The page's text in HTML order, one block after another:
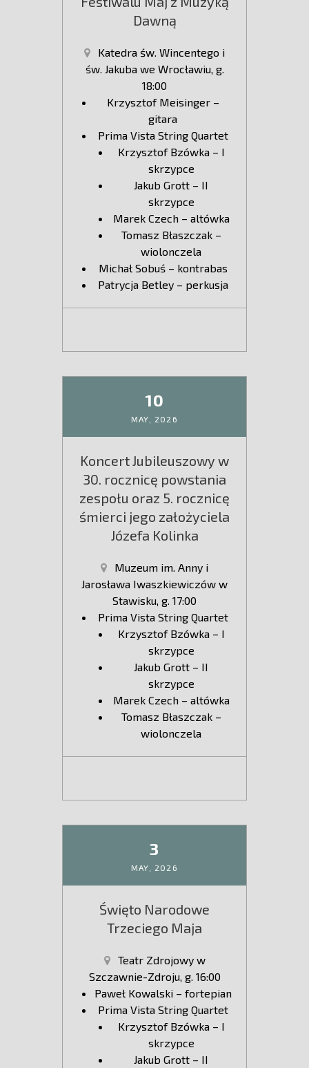
Dawną
Katedra św. Wincentego i
św. Jakuba we Wrocławiu, g.
18:00
Krzysztof Meisinger –
gitara
Prima Vista String Quartet
Krzysztof Bzówka – I
skrzypce
Jakub Grott – II
skrzypce
Marek Czech – altówka
Tomasz Błaszczak –
wiolonczela
Michał Sobuś – kontrabas
Patrycja Betley – perkusja
10
MAY, 2026
Koncert Jubileuszowy w
30. rocznicę powstania
zespołu oraz 5. rocznicę
śmierci jego założyciela
Józefa Kolinka
Muzeum im. Anny i
Jarosława Iwaszkiewiczów w
Stawisku, g. 17:00
Prima Vista String Quartet
Krzysztof Bzówka – I
skrzypce
Jakub Grott – II
skrzypce
Marek Czech – altówka
Tomasz Błaszczak –
wiolonczela
3
MAY, 2026
Święto Narodowe
Trzeciego Maja
Teatr Zdrojowy w
Szczawnie-Zdroju, g. 16:00
Paweł Kowalski – fortepian
Prima Vista String Quartet
Krzysztof Bzówka – I
skrzypce
Jakub Grott – II